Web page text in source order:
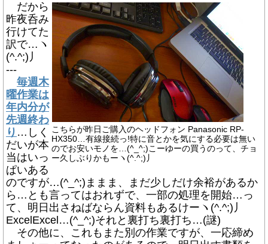
こちらが昨日ご購入のヘッドフォン Panasonic RP-
HX350…有線接続っ!特に音とかを気にする必要は無い
のでお安いモノを…(^_^;)こーゆーの買うのって、チョ
ー久しぶりかもーヽ(^.^;)丿
だから
昨夜呑み
行けてた
訳で…ヽ
(^.^;)丿
---
毎週木
曜作業は
年内分が
先週終わ
り …しく
だいが本
当はいっ
ぱいある
のですが…(^_^;)ままま、まだ少しだけ余裕があるか
ら…とも言ってはおれずで、一部の処理を開始…っ
て、明日出さねばならん資料もあるけーヽ(^.^;)丿
ExcelExcel…(^_^;)それと裏打ち裏打ち…(謎)
その他に、これもまた別の作業ですが、一応締め